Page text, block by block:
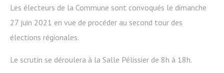
Les électeurs de la Commune sont convoqués le dimanche
27 juin 2021 en vue de procéder au second tour des
élections régionales.
Le scrutin se déroulera à la Salle Pélissier de 8h à 18h.